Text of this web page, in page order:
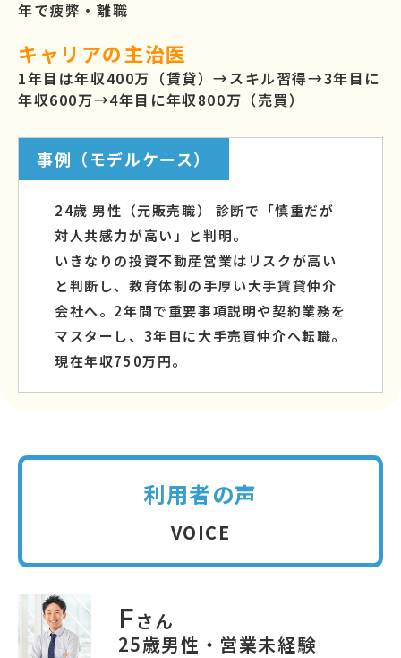
年で疲弊・離職
キャリアの主治医
1年目は年収400万（賃貸）→スキル習得→3年目に
年収600万→4年目に年収800万（売買）
事例（モデルケース）
24歳 男性（元販売職） 診断で「慎重だが
対人共感力が高い」と判明。
いきなりの投資不動産営業はリスクが高い
と判断し、教育体制の手厚い大手賃貸仲介
会社へ。2年間で重要事項説明や契約業務を
マスターし、3年目に大手売買仲介へ転職。
現在年収750万円。
利用者の声
VOICE
Fさん
25歳男性・営業未経験